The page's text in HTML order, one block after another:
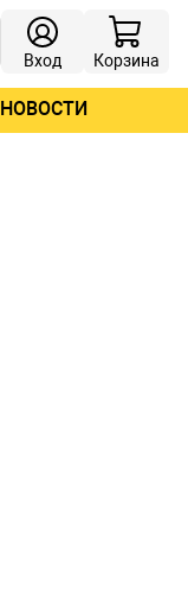
Вход Корзина
НОВОСТИ